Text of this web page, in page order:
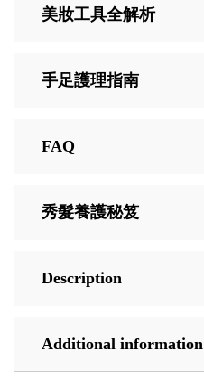
美妝工具全解析
手足護理指南
FAQ
秀髮養護秘笈
Description
Additional information